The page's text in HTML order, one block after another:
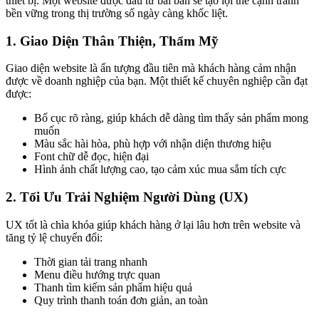
bền vững trong thị trường số ngày càng khốc liệt.
1. Giao Diện Thân Thiện, Thẩm Mỹ
Giao diện website là ấn tượng đầu tiên mà khách hàng cảm nhận
được về doanh nghiệp của bạn. Một thiết kế chuyên nghiệp cần đạt
được:
Bố cục rõ ràng, giúp khách dễ dàng tìm thấy sản phẩm mong
muốn
Màu sắc hài hòa, phù hợp với nhận diện thương hiệu
Font chữ dễ đọc, hiện đại
Hình ảnh chất lượng cao, tạo cảm xúc mua sắm tích cực
2. Tối Ưu Trải Nghiệm Người Dùng (UX)
UX tốt là chìa khóa giúp khách hàng ở lại lâu hơn trên website và
tăng tỷ lệ chuyển đổi:
Thời gian tải trang nhanh
Menu điều hướng trực quan
Thanh tìm kiếm sản phẩm hiệu quả
Quy trình thanh toán đơn giản, an toàn